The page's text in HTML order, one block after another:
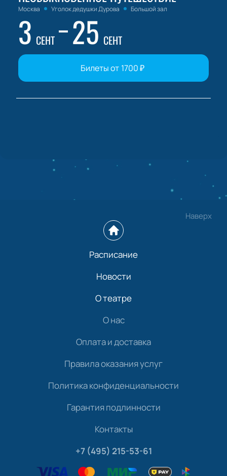
Москва Уголок дедушки Дурова Большой зал
3 СЕНТ 25 СЕНТ
Билеты от 1700₽
Наверх
Расписание
Новости
О театре
О нас
Оплата и доставка
Правила оказания услуг
Политика конфиденциальности
Гарантия подлинности
Контакты
+7 (495) 215-53-61